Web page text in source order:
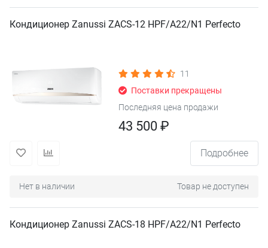
Кондиционер Zanussi ZACS-12 HPF/A22/N1 Perfecto
11
Поставки прекращены
Последняя цена продажи
43 500 ₽
Подробнее
Нет в наличии Товар не доступен
Кондиционер Zanussi ZACS-18 HPF/A22/N1 Perfecto